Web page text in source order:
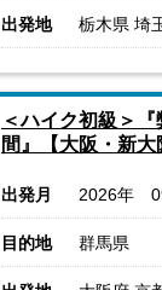
出発地 栃木県 埼
＜ハイク初級＞
間』【大阪・新大
出発月 2026年
目的地 群馬県